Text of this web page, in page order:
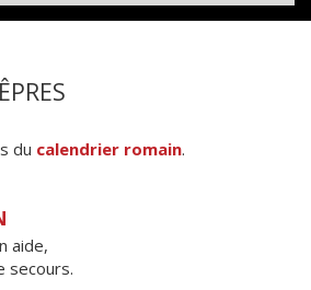
du calendrier romain.
aide,
secours.